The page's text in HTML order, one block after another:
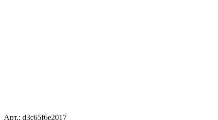
Арт.: d3c65f6e2017